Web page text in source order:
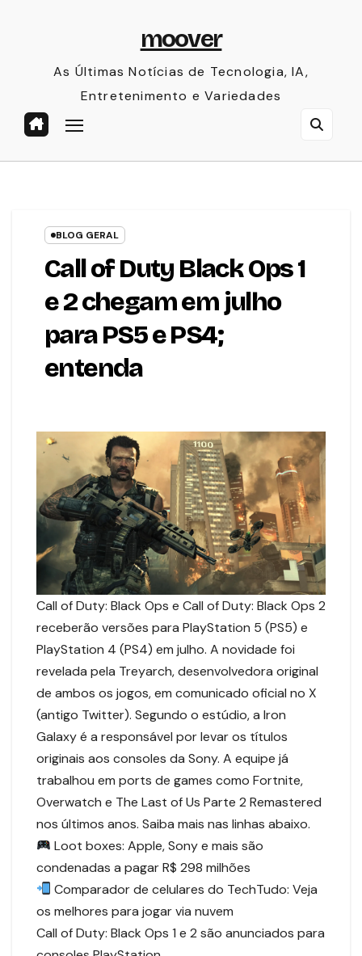
moover
As Últimas Notícias de Tecnologia, IA,
Entretenimento e Variedades
BLOG GERAL
Call of Duty Black Ops 1
e 2 chegam em julho
para PS5 e PS4;
entenda
Call of Duty: Black Ops e Call of Duty: Black Ops 2
receberão versões para PlayStation 5 (PS5) e
PlayStation 4 (PS4) em julho. A novidade foi
revelada pela Treyarch, desenvolvedora original
de ambos os jogos, em comunicado oficial no X
(antigo Twitter). Segundo o estúdio, a Iron
Galaxy é a responsável por levar os títulos
originais aos consoles da Sony. A equipe já
trabalhou em ports de games como Fortnite,
Overwatch e The Last of Us Parte 2 Remastered
nos últimos anos. Saiba mais nas linhas abaixo.
Loot boxes: Apple, Sony e mais são
condenadas a pagar R$ 298 milhões
Comparador de celulares do TechTudo: Veja
os melhores para jogar via nuvem
Call of Duty: Black Ops 1 e 2 são anunciados para